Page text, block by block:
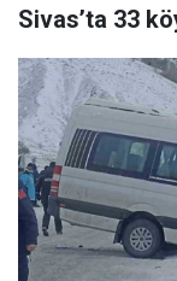
Sivas’ta 33